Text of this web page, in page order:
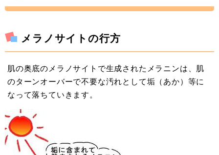
メラノサイトの行方
肌の奥底のメラノサイトで生成されたメラニンは、肌
のターンオーバーで不要な汚れとして垢（あか）等に
なって落ちていきます。